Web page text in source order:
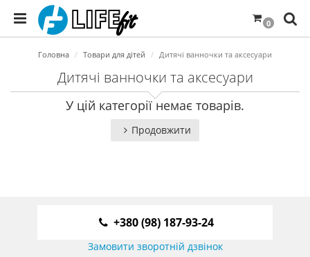
0
Головна Товари для дітей Дитячі ванночки та аксесуари
Дитячі ванночки та аксесуари
У цій категорії немає товарів.
Продовжити
+380 (98) 187-93-24
Замовити зворотній дзвінок